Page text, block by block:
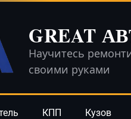
GREAT
Научитесь
своими руками
КПП Кузов